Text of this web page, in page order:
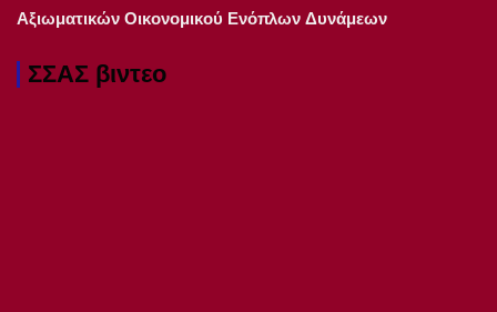
Αξιωματικών Οικονομικού Ενόπλων Δυνάμεων
ΣΣΑΣ βιντεο